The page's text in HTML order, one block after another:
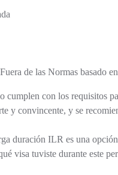
de las Normas basado
cumplen con los requisitos
y convincente, y se
duración ILR es una
visa tuviste durante este